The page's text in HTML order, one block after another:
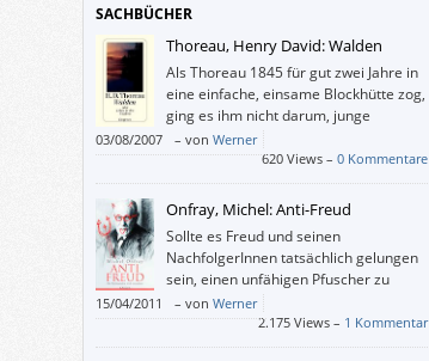
SACHBÜCHER
Thoreau, Henry David: Walden
Als Thoreau 1845 für gut zwei Jahre in
eine einfache, einsame Blockhütte zog,
ging es ihm nicht darum, junge
Menschen in ihren halbgaren
Gedanken zu bestätigen, sondern eher um
Selbstgenügsamkeit und Selbstbestimmung, um
ein möglichst einfaches Leben, das genügend Zeit
zur Kontemplation lässt.
03/08/2007 – von Werner
620 Views – 0 Kommentare
Onfray, Michel: Anti-Freud
Sollte es Freud und seinen
NachfolgerInnen tatsächlich gelungen
sein, einen unfähigen Pfuscher zu
einem bedeutenden Wissenschaftler
hochzustilisieren? Und beinahe 100 Jahre lang ist
das niemandem aufgefallen?
15/04/2011 – von Werner
2.175 Views – 1 Kommentar